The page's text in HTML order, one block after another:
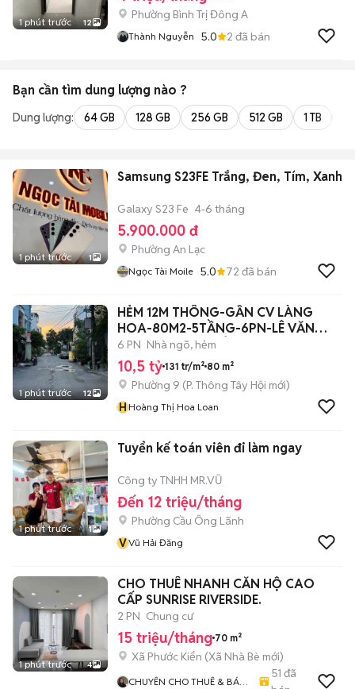
1 phút trước 12
Phường Bình Trị Đông A
Thành Nguyễn 5.0 2 đã bán
Bạn cần tìm dung lượng nào ?
Dung lượng: 64 GB 128 GB 256 GB 512 GB 1 TB
1 phút trước 1
Samsung S23FE Trắng, Đen, Tím, Xanh
Galaxy S23 Fe 4-6 tháng
5.900.000 đ
Phường An Lạc
Ngọc Tài Moile 5.0 72 đã bán
1 phút trước 12
HẺM 12M THÔNG-GẦN CV LÀNG
HOA-80M2-5TẦNG-6PN-LÊ VĂN
THỌ P9 GV-10,5TỶTL
6 PN Nhà ngõ, hẻm
10,5 tỷ 131 tr/m² 80 m²
Phường 9 (P. Thông Tây Hội mới)
HHoàng Thị Hoa Loan
1 phút trước 1
Tuyển kế toán viên đi làm ngay
Công ty TNHH MR.VŨ
Đến 12 triệu/tháng
Phường Cầu Ông Lãnh
VVũ Hải Đăng
1 phút trước 4
CHO THUÊ NHANH CĂN HỘ CAO
CẤP SUNRISE RIVERSIDE.
2 PN Chung cư
15 triệu/tháng 70 m²
Xã Phước Kiển (Xã Nhà Bè mới)
CHUYÊN CHO THUÊ & BÁN
51 đã